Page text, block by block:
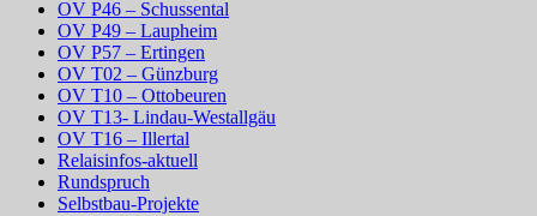
OV P46 – Schussental
OV P49 – Laupheim
OV P57 – Ertingen
OV T02 – Günzburg
OV T10 – Ottobeuren
OV T13- Lindau-Westallgäu
OV T16 – Illertal
Relaisinfos-aktuell
Rundspruch
Selbstbau-Projekte